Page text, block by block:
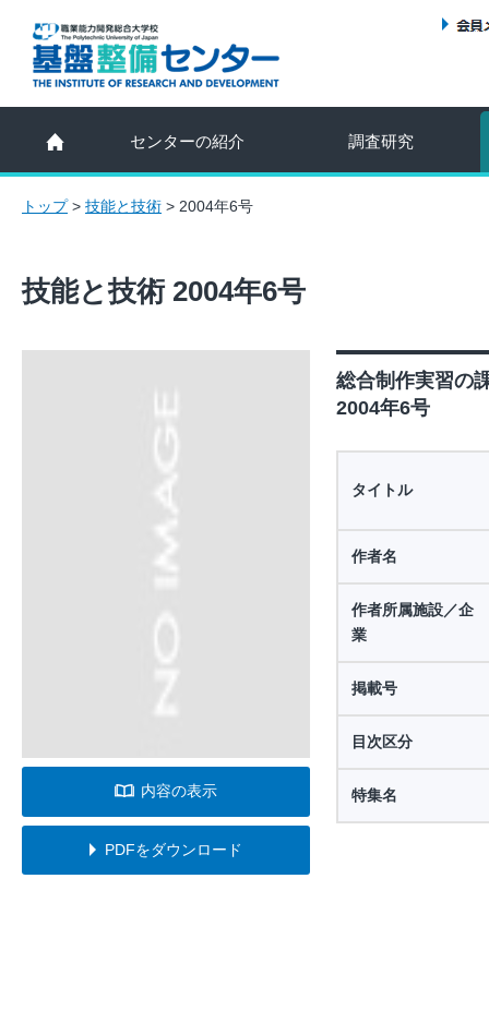
センターの紹介 調査研究
トップ> 技能と技術 > 2004年6号
技能と技術 2004年6号
内容の表示
PDFをダウンロード
総合制作実習の
2004年6号
タイトル
作者名
作者所属施設／企
業
掲載号
目次区分
特集名